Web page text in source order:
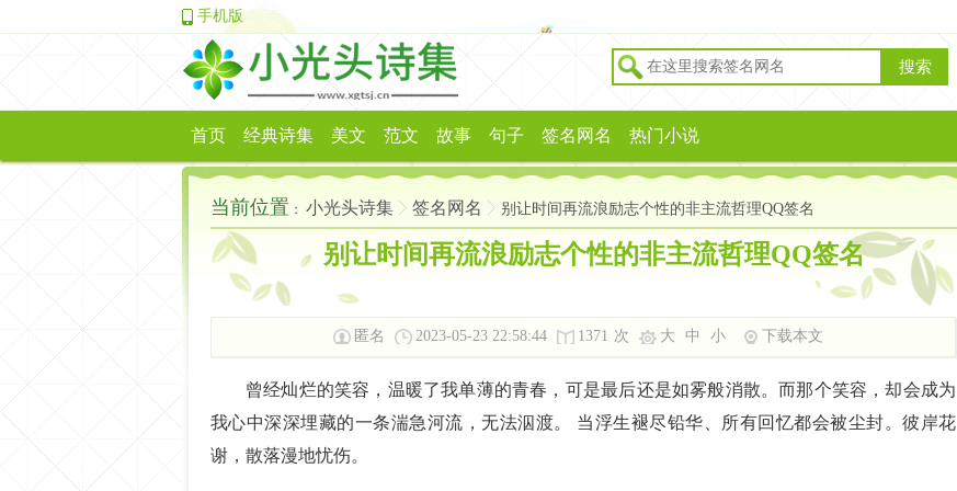
手机版
搜索
首页 经典诗集 美文 范文 故事 句子 签名网名 热门小说
当前位置 ： 小光头诗集 签名网名 别让时间再流浪励志个性的非主流哲理QQ签名
别让时间再流浪励志个性的非主流哲理QQ签名
匿名 2023-05-23 22:58:44 1371 次 大 中 小 下载本文
曾经灿烂的笑容，温暖了我单薄的青春，可是最后还是如雾般消散。而那个笑容，却会成为
我心中深深埋藏的一条湍急河流，无法泅渡。 当浮生褪尽铅华、所有回忆都会被尘封。彼岸花
谢，散落漫地忧伤。